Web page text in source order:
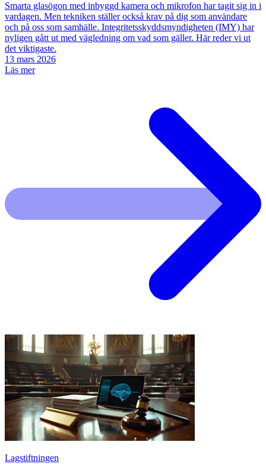
Smarta glasögon med inbyggd kamera och mikrofon har tagit sig in i
vardagen. Men tekniken ställer också krav på dig som användare
och på oss som samhälle. Integritetsskyddsmyndigheten (IMY) har
nyligen gått ut med vägledning om vad som gäller. Här reder vi ut
det viktigaste.
13 mars 2026
Läs mer
Lagstiftningen